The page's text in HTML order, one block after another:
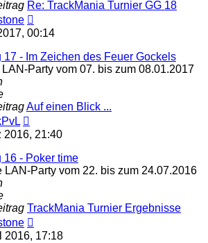
Re: TrackMania Turnier GG 18
Beitrag
00:14
17 - Im Zeichen des Feuer Gockels
Party vom 07. bis zum 08.01.2017
Auf einen Blick ...
Beitrag
2016, 21:40
16 - Poker time
LAN-Party vom 22. bis zum 24.07.2016
TrackMania Turnier Ergebnisse
Beitrag
2016, 17:18